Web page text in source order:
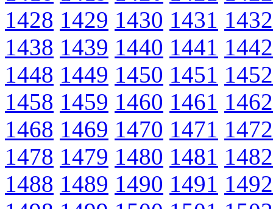
1428 1429 1430 1431 1432
1438 1439 1440 1441 1442
1448 1449 1450 1451 1452
1458 1459 1460 1461 1462
1468 1469 1470 1471 1472
1478 1479 1480 1481 1482
1488 1489 1490 1491 1492